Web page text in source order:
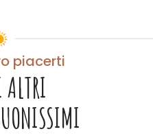
piacerti
ALTRI